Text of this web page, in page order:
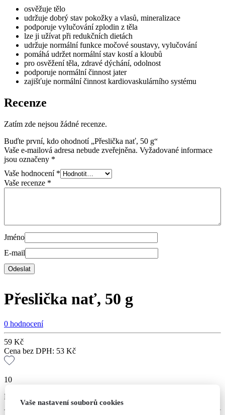
osvěžuje tělo
udržuje dobrý stav pokožky a vlasů, mineralizace
podporuje vylučování zplodin z těla
lze ji užívat při redukčních dietách
udržuje normální funkce močové soustavy, vylučování
pomáhá udržet normální stav kostí a kloubů
pro osvěžení těla, zdravé dýchání, odolnost
podporuje normální činnost jater
zajišťuje normální činnost kardiovaskulárního systému
Recenze
Zatím zde nejsou žádné recenze.
Buďte první, kdo ohodnotí „Přeslička nať, 50 g“
Vaše e-mailová adresa nebude zveřejněna. Vyžadované informace
jsou označeny *
Vaše hodnocení *
Vaše recenze *
Jméno
E-mail
Přeslička nať, 50 g
0 hodnocení
59 Kč
Cena bez DPH: 53 Kč
10
Přeslička nať, 50 g
Vaše nastavení souborů cookies